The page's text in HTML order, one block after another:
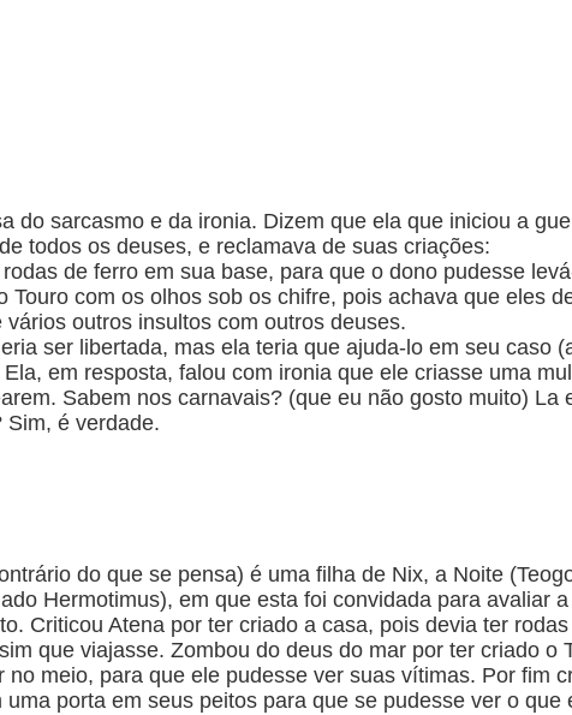
do sarcasmo e da ironia. Dizem que ela que iniciou a
todos os deuses, e reclamava de suas criações:
de ferro em sua base, para que o dono pudesse
com os olhos sob os chifre, pois achava que eles
outros insultos com outros deuses.
ser libertada, mas ela teria que ajuda-lo em seu caso
em resposta, falou com ironia que ele criasse uma
Sabem nos carnavais? (que eu não gosto muito) La
Sim, é verdade.
do que se pensa) é uma filha de Nix, a Noite
Hermotimus), em que esta foi convidada para avaliar
Criticou Atena por ter criado a casa, pois devia ter
que viajasse. Zombou do deus do mar por ter criado o
meio, para que ele pudesse ver suas vítimas. Por fim
porta em seus peitos para que se pudesse ver o que